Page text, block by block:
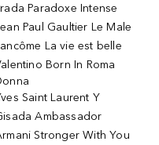
Paradoxe Intense
Paul Gaultier Le Male
La vie est belle
Born In Roma
Saint Laurent Y
Ambassador
Stronger With You